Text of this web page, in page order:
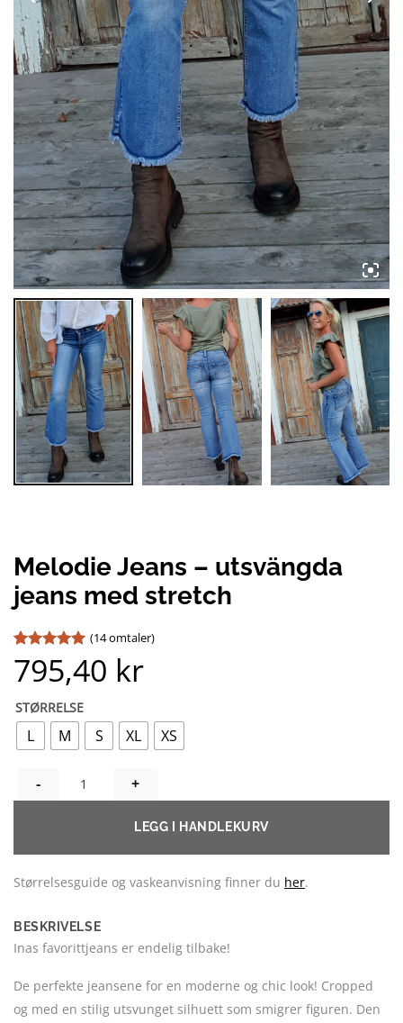
Melodie Jeans – utsvängda
jeans med stretch
Vurdert
4.93av 5
basert på
14
kundevurderinger
(14omtaler)
795,40 kr
STØRRELSE
L M S XL XS
MELODIE JEANS - UTSVÄNGDA JEANS MED STRETCH ANTALL
LEGG I HANDLEKURV
Størrelsesguide og vaskeanvisning finner du her.
BESKRIVELSE
Inas favorittjeans er endelig tilbake!
De perfekte jeansene for en moderne og chic look! Cropped
og med en stilig utsvunget silhuett som smigrer figuren. Den